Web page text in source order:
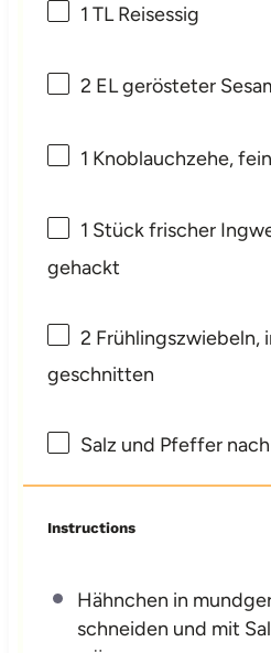
1 TL Reisessig
2 EL gerösteter
1 Knoblauchzehe,
1 Stück frischer
gehackt
2 Frühlingszwiebeln,
geschnitten
Salz und Pfeffer
Instructions
Hähnchen in
schneiden und mit